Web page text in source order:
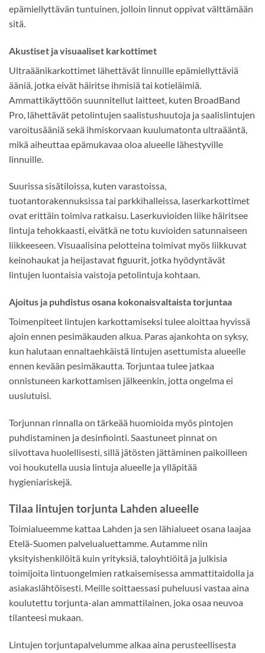
epämiellyttävän tuntuinen, jolloin linnut oppivat välttämään
sitä.
Akustiset ja visuaaliset karkottimet
Ultraäänikarkottimet lähettävät linnuille epämiellyttäviä
ääniä, jotka eivät häiritse ihmisiä tai kotieläimiä.
Ammattikäyttöön suunnitellut laitteet, kuten BroadBand
Pro, lähettävät petolintujen saalistushuutoja ja saalislintujen
varoitusääniä sekä ihmiskorvaan kuulumatonta ultraääntä,
mikä aiheuttaa epämukavaa oloa alueelle lähestyville
linnuille.
Suurissa sisätiloissa, kuten varastoissa,
tuotantorakennuksissa tai parkkihalleissa, laserkarkottimet
ovat erittäin toimiva ratkaisu. Laserkuvioiden liike häiritsee
lintuja tehokkaasti, eivätkä ne totu kuvioiden satunnaiseen
liikkeeseen. Visuaalisina pelotteina toimivat myös liikkuvat
keinohaukat ja heijastavat figuurit, jotka hyödyntävät
lintujen luontaisia vaistoja petolintuja kohtaan.
Ajoitus ja puhdistus osana kokonaisvaltaista torjuntaa
Toimenpiteet lintujen karkottamiseksi tulee aloittaa hyvissä
ajoin ennen pesimäkauden alkua. Paras ajankohta on syksy,
kun halutaan ennaltaehkäistä lintujen asettumista alueelle
ennen kevään pesimäkautta. Torjuntaa tulee jatkaa
onnistuneen karkottamisen jälkeenkin, jotta ongelma ei
uusiutuisi.
Torjunnan rinnalla on tärkeää huomioida myös pintojen
puhdistaminen ja desinfiointi. Saastuneet pinnat on
siivottava huolellisesti, sillä jätösten jättäminen paikoilleen
voi houkutella uusia lintuja alueelle ja ylläpitää
hygieniariskejä.
Tilaa lintujen torjunta Lahden alueelle
Toimialueemme kattaa Lahden ja sen lähialueet osana laajaa
Etelä-Suomen palvelualuettamme. Autamme niin
yksityishenkilöitä kuin yrityksiä, taloyhtiöitä ja julkisia
toimijoita lintuongelmien ratkaisemisessa ammattitaidolla ja
asiakaslähtöisesti. Meille soittaessasi puheluusi vastaa aina
koulutettu torjunta-alan ammattilainen, joka osaa neuvoa
tilanteesi mukaan.
Lintujen torjuntapalvelumme alkaa aina perusteellisesta